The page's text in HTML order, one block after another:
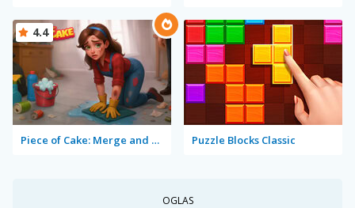
Piece of Cake: Merge and Bake
4.4
Puzzle Blocks Classic
OGLAS